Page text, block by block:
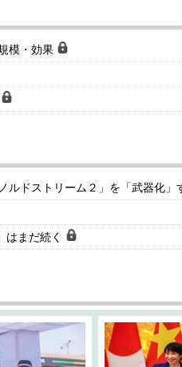
模・効果
ルドストリーム２」を「武器化」
はまだ続く